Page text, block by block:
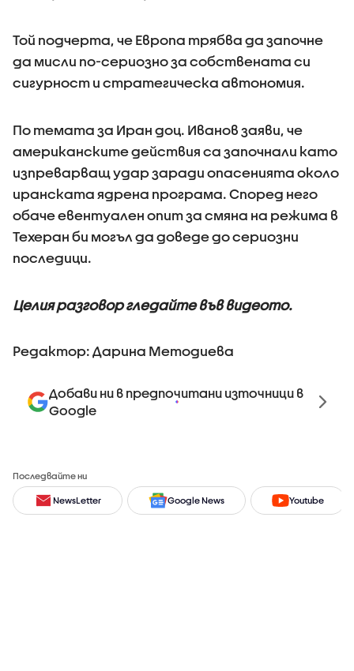
Той подчерта, че Европа трябва да започне
да мисли по-сериозно за собствената си
сигурност и стратегическа автономия.
По темата за Иран доц. Иванов заяви, че
американските действия са започнали като
изпреварващ удар заради опасенията около
иранската ядрена програма. Според него
обаче евентуален опит за смяна на режима в
Техеран би могъл да доведе до сериозни
последици.
Целия разговор гледайте във видеото.
Редактор: Дарина Методиева
Добави ни в предпочитани източници в
Google
Последвайте ни
NewsLetter Google News Youtube